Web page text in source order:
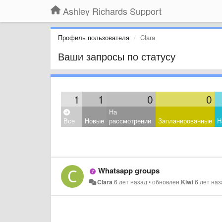
Ashley Richards Support
Профиль пользователя Clara
Ваши запросы по статусу
1 1 0 0
Все Новые
На
рассмотрении
Запланированные
Whatsapp groups
Clara6 лет назад•обновлен Kiwi6 лет